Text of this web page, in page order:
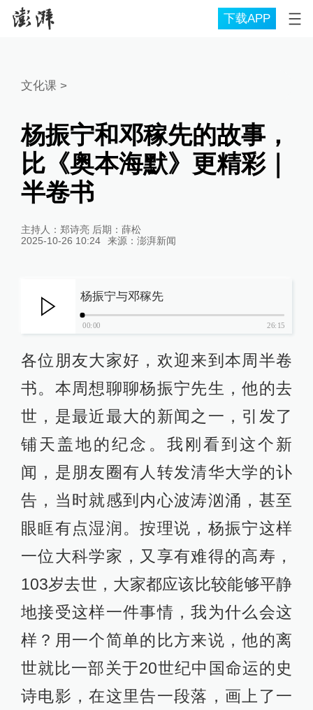
下载APP
文化课>
杨振宁和邓稼先的故事，
比《奥本海默》更精彩｜
半卷书
主持人：郑诗亮 后期：薛松
2025-10-26 10:24
来源： 澎湃新闻
杨振宁与邓稼先
00:00 26:15
各位朋友大家好，欢迎来到本周半卷
书。本周想聊聊杨振宁先生，他的去
世，是最近最大的新闻之一，引发了
铺天盖地的纪念。我刚看到这个新
闻，是朋友圈有人转发清华大学的讣
告，当时就感到内心波涛汹涌，甚至
眼眶有点湿润。按理说，杨振宁这样
一位大科学家，又享有难得的高寿，
103岁去世，大家都应该比较能够平静
地接受这样一件事情，我为什么会这
样？用一个简单的比方来说，他的离
世就比一部关于20世纪中国命运的史
诗电影，在这里告一段落，画上了一